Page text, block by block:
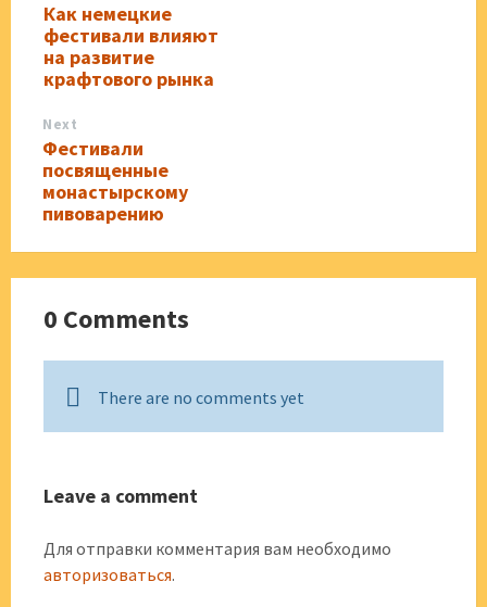
Как немецкие
фестивали влияют
на развитие
крафтового рынка
Next
Фестивали
посвященные
монастырскому
пивоварению
0 Comments
There are no comments yet
Leave a comment
Для отправки комментария вам необходимо
авторизоваться.